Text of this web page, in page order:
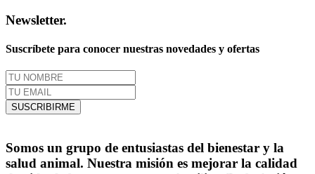
Newsletter.
Suscríbete para conocer nuestras novedades y ofertas
SUSCRIBIRME
Somos un grupo de entusiastas del bienestar y la
salud animal. Nuestra misión es mejorar la calidad